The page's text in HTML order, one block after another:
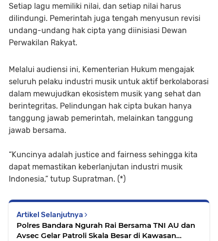
Setiap lagu memiliki nilai, dan setiap nilai harus
dilindungi. Pemerintah juga tengah menyusun revisi
undang-undang hak cipta yang diinisiasi Dewan
Perwakilan Rakyat.
Melalui audiensi ini, Kementerian Hukum mengajak
seluruh pelaku industri musik untuk aktif berkolaborasi
dalam mewujudkan ekosistem musik yang sehat dan
berintegritas. Pelindungan hak cipta bukan hanya
tanggung jawab pemerintah, melainkan tanggung
jawab bersama.
“Kuncinya adalah justice and fairness sehingga kita
dapat memastikan keberlanjutan industri musik
Indonesia,” tutup Supratman. (*)
Artikel Selanjutnya
Polres Bandara Ngurah Rai Bersama TNI AU dan
Avsec Gelar Patroli Skala Besar di Kawasan